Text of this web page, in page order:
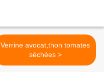
Verrine avocat,thon tomates
séchées >